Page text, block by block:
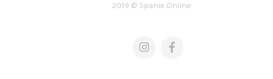
2019 © Spanie.Online